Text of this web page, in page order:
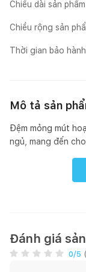
Chiều dài sản
Chiều rộng sản
Thời gian bảo hành
Mô tả sản
Đệm mỏng mút
ngủ, mang đến
Đánh giá
0/5 (